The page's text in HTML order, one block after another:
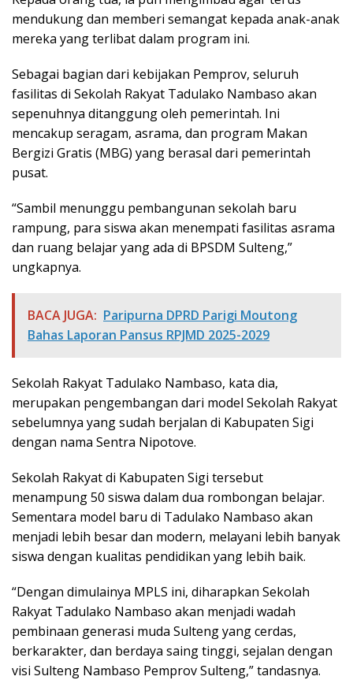
mendukung dan memberi semangat kepada anak-anak
mereka yang terlibat dalam program ini.
Sebagai bagian dari kebijakan Pemprov, seluruh
fasilitas di Sekolah Rakyat Tadulako Nambaso akan
sepenuhnya ditanggung oleh pemerintah. Ini
mencakup seragam, asrama, dan program Makan
Bergizi Gratis (MBG) yang berasal dari pemerintah
pusat.
“Sambil menunggu pembangunan sekolah baru
rampung, para siswa akan menempati fasilitas asrama
dan ruang belajar yang ada di BPSDM Sulteng,”
ungkapnya.
BACA JUGA: Paripurna DPRD Parigi Moutong
Bahas Laporan Pansus RPJMD 2025-2029
Sekolah Rakyat Tadulako Nambaso, kata dia,
merupakan pengembangan dari model Sekolah Rakyat
sebelumnya yang sudah berjalan di Kabupaten Sigi
dengan nama Sentra Nipotove.
Sekolah Rakyat di Kabupaten Sigi tersebut
menampung 50 siswa dalam dua rombongan belajar.
Sementara model baru di Tadulako Nambaso akan
menjadi lebih besar dan modern, melayani lebih banyak
siswa dengan kualitas pendidikan yang lebih baik.
“Dengan dimulainya MPLS ini, diharapkan Sekolah
Rakyat Tadulako Nambaso akan menjadi wadah
pembinaan generasi muda Sulteng yang cerdas,
berkarakter, dan berdaya saing tinggi, sejalan dengan
visi Sulteng Nambaso Pemprov Sulteng,” tandasnya.